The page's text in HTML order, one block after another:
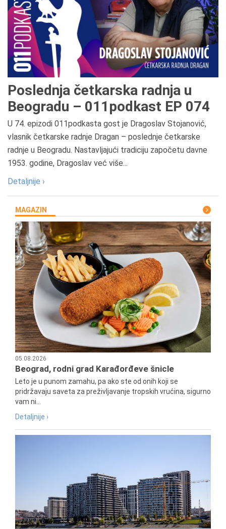
Poslednja četkarska radnja u
Beogradu – 011podkast EP 074
U 74. epizodi 011podkasta gost je Dragoslav Stojanović,
vlasnik četkarske radnje Dragan – poslednje četkarske
radnje u Beogradu. Nastavljajući tradiciju započetu davne
1953. godine, Dragoslav već više...
Detaljnije ›
MAGAZIN
05.08.2026
Beograd, rodni grad Karađorđeve šnicle
Leto je u punom zamahu, pa ako ste od onih koji se
pridržavaju saveta za preživljavanje tropskih vrućina, sigurno
vam ni...
Detaljnije ›